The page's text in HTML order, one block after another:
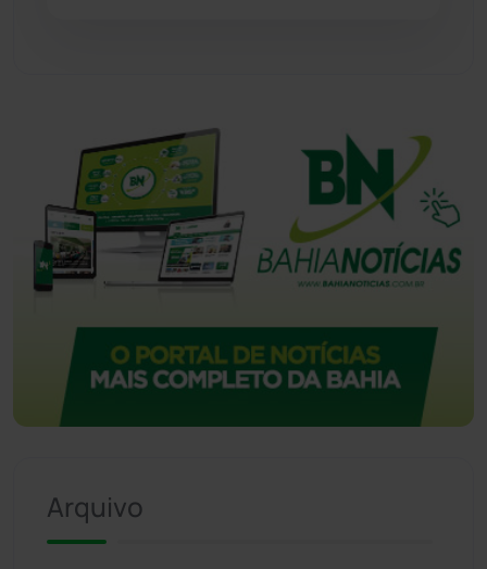
Arquivo